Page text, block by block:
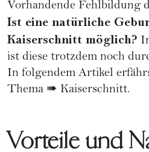
Vorhandende Fehlbildung
Ist eine natürliche
Kaiserschnitt möglich?
ist diese trotzdem noch
In folgendem Artikel
Thema ➠ Kaiserschnitt.
Vorteile und